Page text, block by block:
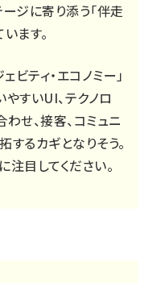
ジに寄り添う「伴走
ます。
ビティ・エコノミー」
すいUI、テクノロ
せ、接客、コミュニ
るカギとなりそう。
目してください。